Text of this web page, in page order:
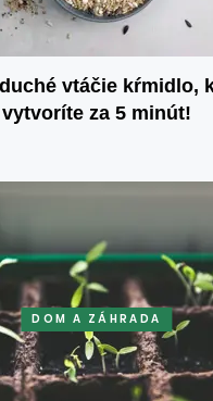
vtáčie kŕmidlo,
vytvoríte za 5 minút!
DOM A ZÁHRADA